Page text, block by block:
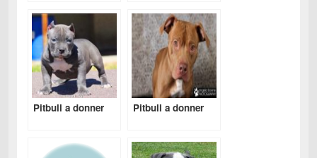
Pitbull a donner Pitbull a donner